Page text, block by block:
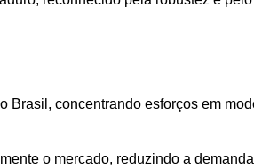
Brasil, concentrando esforços em
o mercado, reduzindo a